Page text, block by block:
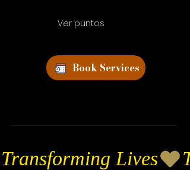
Ver puntos
Book Services
Transforming Lives